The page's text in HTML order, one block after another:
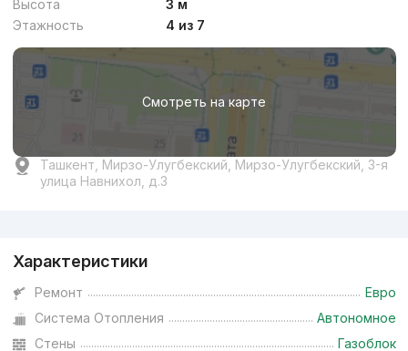
Высота
3 м
Этажность
4 из 7
Смотреть на карте
Ташкент, Мирзо-Улугбекский, Мирзо-Улугбекский, 3-я
улица Навнихол, д.3
Характеристики
Ремонт
Евро
Система Отопления
Автономное
Стены
Газоблок